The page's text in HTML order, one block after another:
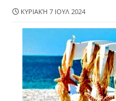
ΚΥΡΙΑΚΉ 7 ΙΟΥΛ 2024